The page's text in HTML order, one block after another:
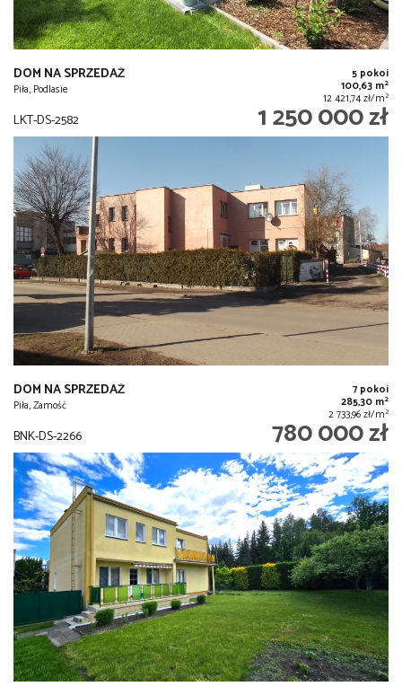
DOM NA SPRZEDAŻ
Piła, Podlasie
5 pokoi
100,63 m2
12 421,74 zł/m2
LKT-DS-2582 1 250 000 zł
DOM NA SPRZEDAŻ
Piła, Zamość
7 pokoi
285,30 m2
2 733,96 zł/m2
BNK-DS-2266 780 000 zł